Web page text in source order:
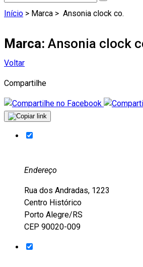
Início > Marca > Ansonia clock co.
Marca: Ansonia clock
Voltar
Compartilhe
Endereço
Rua dos Andradas, 1223
Centro Histórico
Porto Alegre/RS
CEP 90020-009